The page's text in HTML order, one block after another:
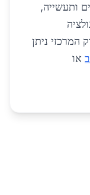
ותעשייה,
המרכזי ניתן
או